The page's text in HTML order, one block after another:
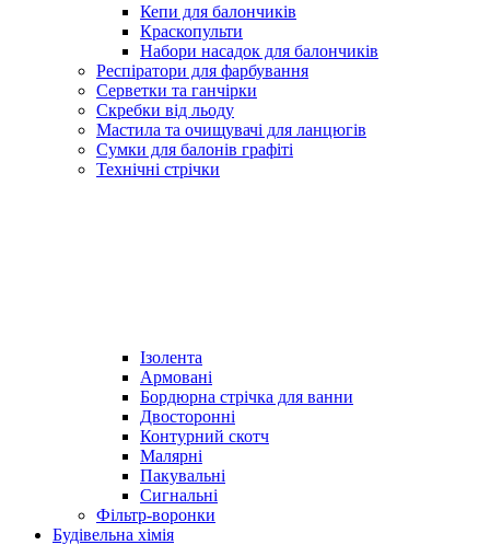
Кепи для балончиків
Краскопульти
Набори насадок для балончиків
Респіратори для фарбування
Серветки та ганчірки
Скребки від льоду
Мастила та очищувачі для ланцюгів
Сумки для балонів графіті
Технічні стрічки
Ізолента
Армовані
Бордюрна стрічка для ванни
Двосторонні
Контурний скотч
Малярні
Пакувальні
Сигнальні
Фільтр-воронки
Будівельна хімія